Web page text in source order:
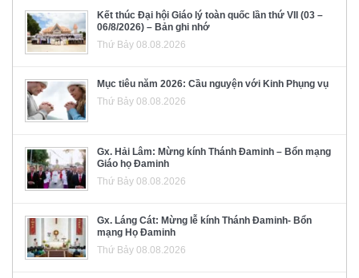
Kết thúc Đại hội Giáo lý toàn quốc lần thứ VII (03 –
06/8/2026) – Bản ghi nhớ
Thứ Bảy 08.08.2026
Mục tiêu năm 2026: Cầu nguyện với Kinh Phụng vụ
Thứ Bảy 08.08.2026
Gx. Hải Lâm: Mừng kính Thánh Đaminh – Bổn mạng
Giáo họ Đaminh
Thứ Bảy 08.08.2026
Gx. Láng Cát: Mừng lễ kính Thánh Đaminh- Bổn
mạng Họ Đaminh
Thứ Bảy 08.08.2026